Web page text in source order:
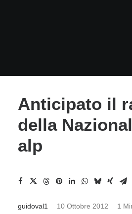
Anticipato il
della
alp
guidoval1 10 Ottobre 2012 1